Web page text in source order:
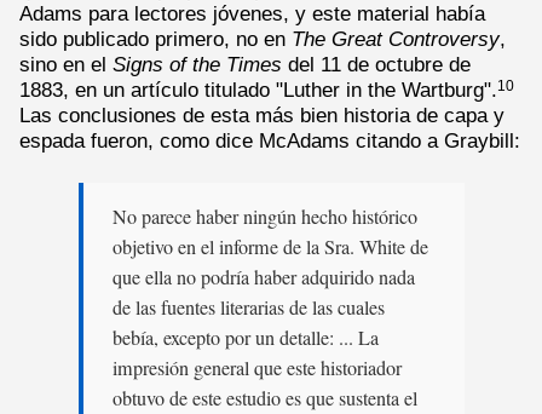
Adams para lectores jóvenes, y este material había
sido publicado primero, no en The Great Controversy,
sino en el Signs of the Times del 11 de octubre de
1883, en un artículo titulado "Luther in the Wartburg".10
Las conclusiones de esta más bien historia de capa y
espada fueron, como dice McAdams citando a Graybill:
No parece haber ningún hecho histórico
objetivo en el informe de la Sra. White de
que ella no podría haber adquirido nada
de las fuentes literarias de las cuales
bebía, excepto por un detalle: ... La
impresión general que este historiador
obtuvo de este estudio es que sustenta el